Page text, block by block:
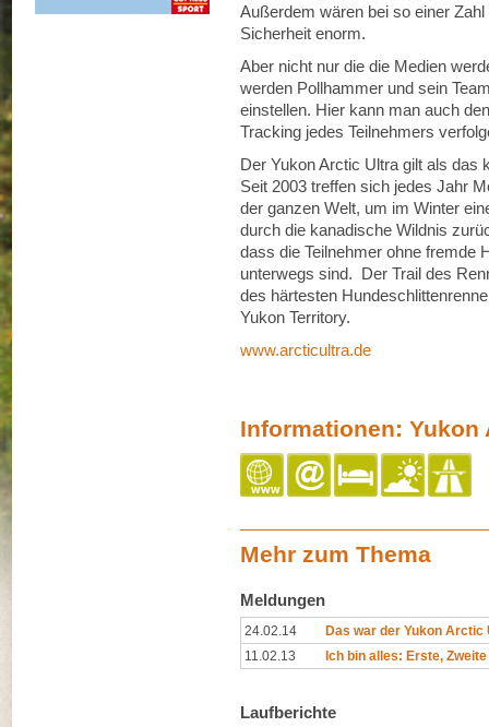
Außerdem wären bei so einer
Sicherheit enorm.
Aber nicht nur die die Medien
werden Pollhammer und sein
einstellen. Hier kann man auch
Tracking jedes Teilnehmers
Der Yukon Arctic Ultra gilt als das
Seit 2003 treffen sich jedes Jahr
der ganzen Welt, um im Winter
durch die kanadische Wildnis
dass die Teilnehmer ohne fremde
unterwegs sind. Der Trail des
des härtesten
Yukon Territory.
www.arcticultra.de
Informationen: Yukon
Mehr zum Thema
Meldungen
24.02.14
Das war der Yukon Arctic
11.02.13
Ich bin alles: Erste,
Laufberichte